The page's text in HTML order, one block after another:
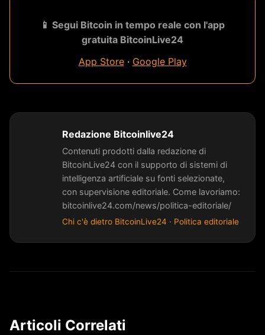
📱 Segui Bitcoin in tempo reale con l'app
gratuita BitcoinLive24
App Store· Google Play
Redazione Bitcoinlive24
Contenuti prodotti dalla redazione di
BitcoinLive24 con il supporto di sistemi di
intelligenza artificiale su fonti selezionate,
con supervisione editoriale. Come lavoriamo:
bitcoinlive24.com/news/politica-editoriale/
Chi c'è dietro BitcoinLive24 · Politica editoriale
Articoli Correlati